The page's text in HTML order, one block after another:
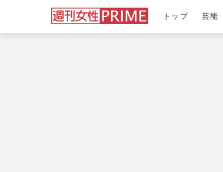
トップ 芸能